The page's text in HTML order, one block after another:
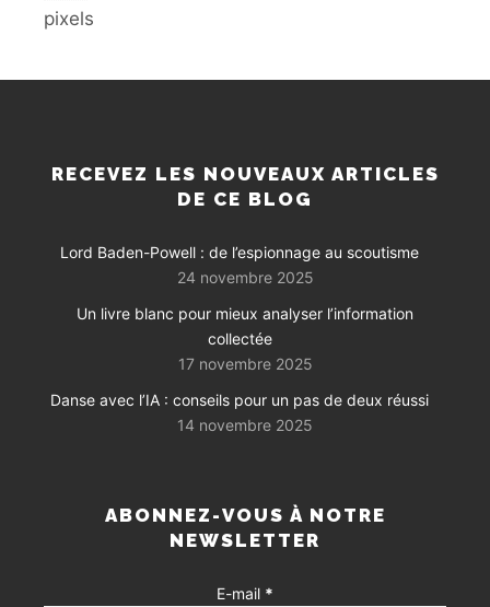
pixels
RECEVEZ LES NOUVEAUX ARTICLES
DE CE BLOG
Lord Baden-Powell : de l’espionnage au scoutisme
24 novembre 2025
Un livre blanc pour mieux analyser l’information
collectée
17 novembre 2025
Danse avec l’IA : conseils pour un pas de deux réussi
14 novembre 2025
ABONNEZ-VOUS À NOTRE
NEWSLETTER
E-mail *